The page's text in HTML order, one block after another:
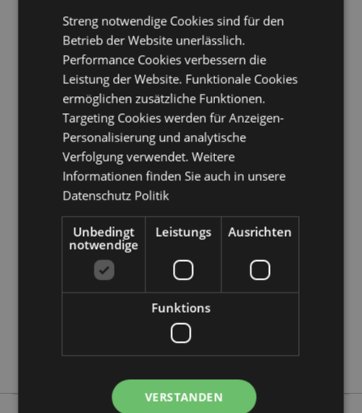
Geeignet zum Bügeln:Nein
Pflegehinweis:Nur mit einem feuchten Tuch
abwischen
Produkttressourcen:
Möchten Sie mehr über den Einkauf bei Puckator
erfahren?Dann lesen Sie unserenLeitfaden für
Kundeninformationen.
Produktattribute
Information
Höhe 40cm Breite 34cm Tiefe 4cm
5055071795992
12
0.376000
Keine
Streng notwendige Cookies sind für den
Betrieb der Website unerlässlich.
Performance Cookies verbessern die
Leistung der Website. Funktionale Cookies
ermöglichen zusätzliche Funktionen.
Targeting Cookies werden für Anzeigen-
Personalisierung und analytische
Verfolgung verwendet. Weitere
Informationen finden Sie auch in unsere
Datenschutz Politik
Unbedingt
notwendige
Leistungs Ausrichten
Funktions
VERSTANDEN